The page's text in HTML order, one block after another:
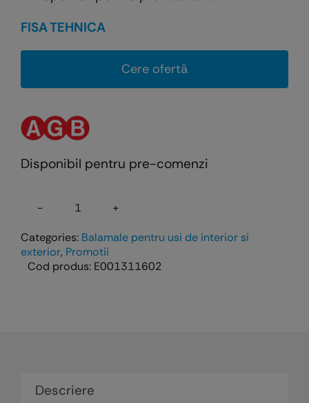
FISA TEHNICA
Cere ofertă
Disponibil pentru pre-comenzi
Cantitate
Balamale
pentru
usi
Categories: Balamale pentru usi de interior si
exterior, Promotii
Cod produs: E001311602
Descriere